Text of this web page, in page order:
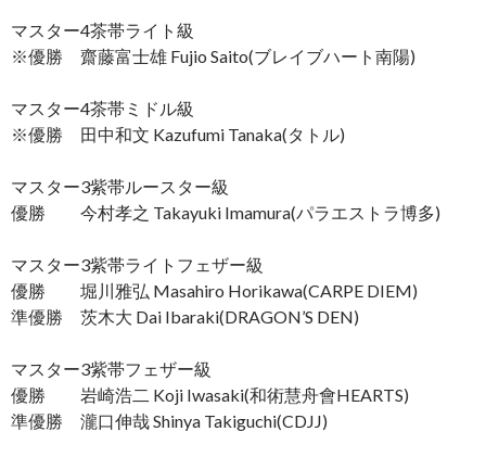
マスター4茶帯ライト級
※優勝 齋藤富士雄 Fujio Saito(ブレイブハート南陽)
マスター4茶帯ミドル級
※優勝 田中和文 Kazufumi Tanaka(タトル)
マスター3紫帯ルースター級
優勝 今村孝之 Takayuki Imamura(パラエストラ博多)
マスター3紫帯ライトフェザー級
優勝 堀川雅弘 Masahiro Horikawa(CARPE DIEM)
準優勝 茨木大 Dai Ibaraki(DRAGON’S DEN)
マスター3紫帯フェザー級
優勝 岩崎浩二 Koji Iwasaki(和術慧舟會HEARTS)
準優勝 瀧口伸哉 Shinya Takiguchi(CDJJ)